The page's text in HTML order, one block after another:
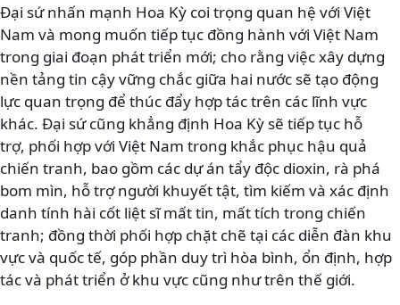
Đại sứ nhấn mạnh Hoa Kỳ coi trọng quan hệ với Việt
Nam và mong muốn tiếp tục đồng hành với Việt Nam
trong giai đoạn phát triển mới; cho rằng việc xây dựng
nền tảng tin cậy vững chắc giữa hai nước sẽ tạo động
lực quan trọng để thúc đẩy hợp tác trên các lĩnh vực
khác. Đại sứ cũng khẳng định Hoa Kỳ sẽ tiếp tục hỗ
trợ, phối hợp với Việt Nam trong khắc phục hậu quả
chiến tranh, bao gồm các dự án tẩy độc dioxin, rà phá
bom mìn, hỗ trợ người khuyết tật, tìm kiếm và xác định
danh tính hài cốt liệt sĩ mất tin, mất tích trong chiến
tranh; đồng thời phối hợp chặt chẽ tại các diễn đàn khu
vực và quốc tế, góp phần duy trì hòa bình, ổn định, hợp
tác và phát triển ở khu vực cũng như trên thế giới.